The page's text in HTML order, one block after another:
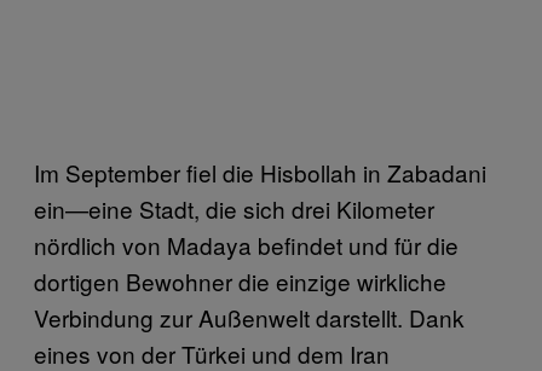
Im September fiel die Hisbollah in Zabadani
ein—eine Stadt, die sich drei Kilometer
nördlich von Madaya befindet und für die
dortigen Bewohner die einzige wirkliche
Verbindung zur Außenwelt darstellt. Dank
eines von der Türkei und dem Iran